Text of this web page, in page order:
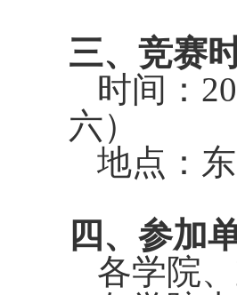
三、竞赛
时间：
六）
地点：
四、参加
各学院